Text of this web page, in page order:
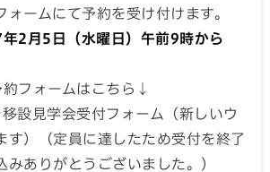
ォームにて予約を受け付けます。
2月5日（水曜日）午前9時から
フォームはこちら↓
設見学会受付フォーム（新しいウ
す）（定員に達したため受付を終了
みありがとうございました。）